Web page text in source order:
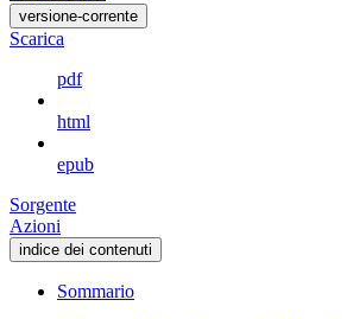
versione-corrente
Scarica
pdf
html
epub
Sorgente
Azioni
indice dei contenuti
Sommario